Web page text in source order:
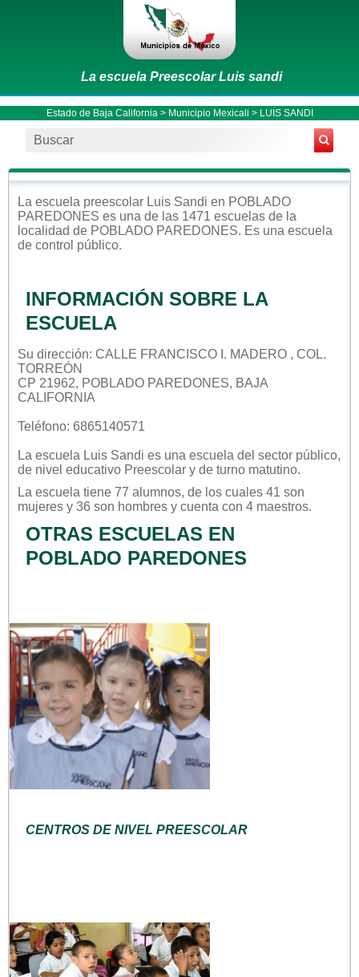
La escuela Preescolar Luis sandi
Estado de Baja California > Municipio Mexicali > LUIS SANDI
La escuela preescolar Luis Sandi en POBLADO
PAREDONES es una de las 1471 escuelas de la
localidad de POBLADO PAREDONES. Es una escuela
de control público.
INFORMACIÓN SOBRE LA
ESCUELA
Su dirección: CALLE FRANCISCO I. MADERO , COL.
TORREÓN
CP 21962, POBLADO PAREDONES, BAJA
CALIFORNIA
Teléfono: 6865140571
La escuela Luis Sandi es una escuela del sector público,
de nivel educativo Preescolar y de turno matutino.
La escuela tiene 77 alumnos, de los cuales 41 son
mujeres y 36 son hombres y cuenta con 4 maestros.
OTRAS ESCUELAS EN
POBLADO PAREDONES
CENTROS DE NIVEL PREESCOLAR